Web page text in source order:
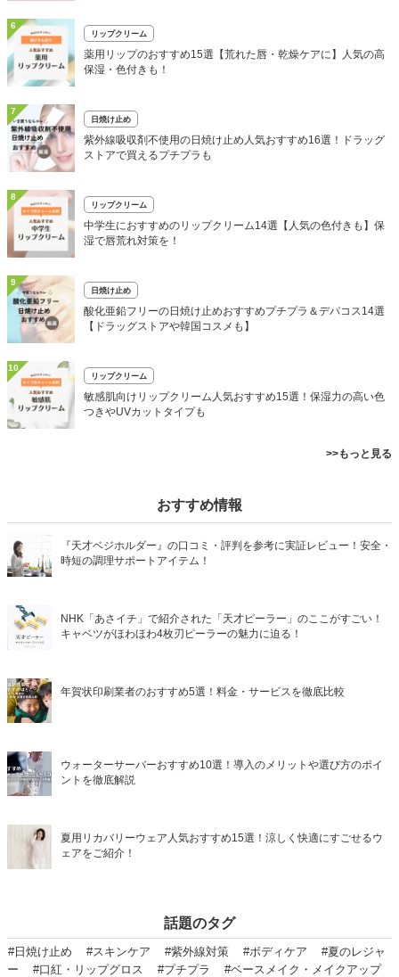
6
リップクリーム
薬用リップのおすすめ15選【荒れた唇・乾燥ケアに】人気の高
保湿・色付きも！
7
日焼け止め
紫外線吸収剤不使用の日焼け止め人気おすすめ16選！ドラッグ
ストアで買えるプチプラも
8
リップクリーム
中学生におすすめのリップクリーム14選【人気の色付きも】保
湿で唇荒れ対策を！
9
日焼け止め
酸化亜鉛フリーの日焼け止めおすすめプチプラ＆デパコス14選
【ドラッグストアや韓国コスメも】
10
リップクリーム
敏感肌向けリップクリーム人気おすすめ15選！保湿力の高い色
つきやUVカットタイプも
>>もっと見る
おすすめ情報
『天才ベジホルダー』の口コミ・評判を参考に実証レビュー！安全・
時短の調理サポートアイテム！
NHK「あさイチ」で紹介された「天才ピーラー」のここがすごい！
キャベツがほわほわ4枚刃ピーラーの魅力に迫る！
年賀状印刷業者のおすすめ5選！料金・サービスを徹底比較
ウォーターサーバーおすすめ10選！導入のメリットや選び方のポイ
ントを徹底解説
夏用リカバリーウェア人気おすすめ15選！涼しく快適にすごせるウ
ェアをご紹介！
話題のタグ
#日焼け止め #スキンケア #紫外線対策 #ボディケア
#夏のレジャ
ー
#口紅・リップグロス #プチプラ
#ベースメイク・メイクアップ